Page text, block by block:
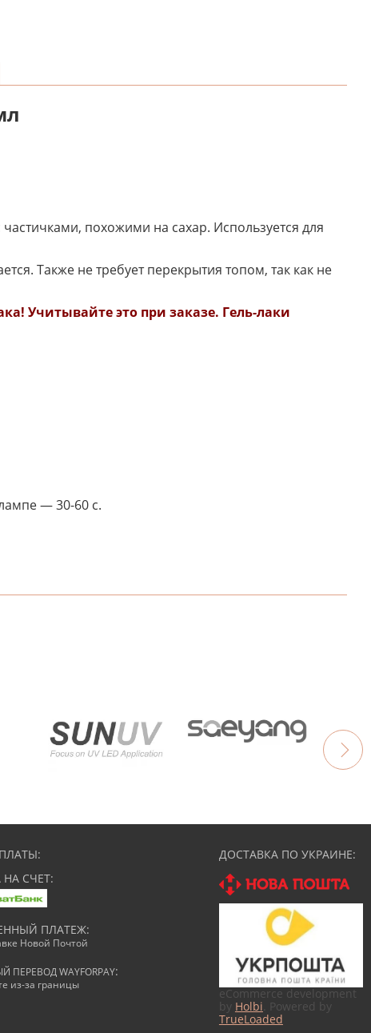
похожими на сахар. Используется для
Также не требует перекрытия топом, так как не
Учитывайте это при заказе. Гель-лаки
— 30-60 с.
СЧЕТ:
ПЛАТЕЖ:
Новой Почтой
ПЕРЕВОД WAYFORPAY:
из-за границы
ДОСТАВКА ПО УКРАИНЕ:
eCommerce development
by Holbi . Powered by
TrueLoaded